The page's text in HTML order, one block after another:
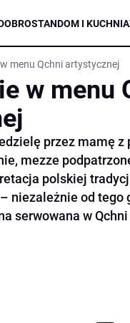
DOM I KUCHNIA
menu Qchni artystycznej
w menu
przez mamę z
mezze
polskiej
niezależnie od tego
serwowana w